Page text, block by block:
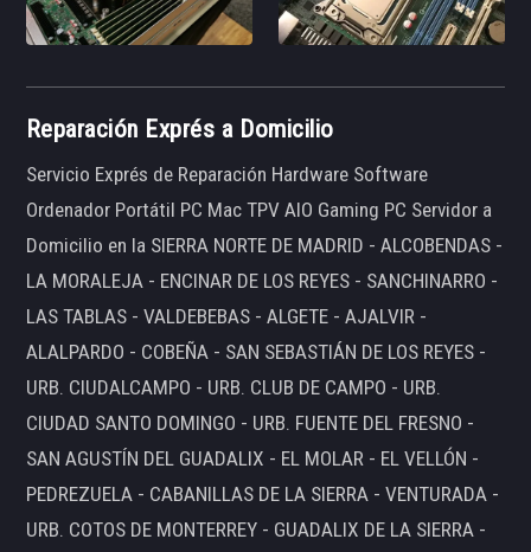
Reparación Exprés a Domicilio
Servicio Exprés de Reparación Hardware Software
Ordenador Portátil PC Mac TPV AIO Gaming PC Servidor a
Domicilio en la SIERRA NORTE DE MADRID - ALCOBENDAS -
LA MORALEJA - ENCINAR DE LOS REYES - SANCHINARRO -
LAS TABLAS - VALDEBEBAS - ALGETE - AJALVIR -
ALALPARDO - COBEÑA - SAN SEBASTIÁN DE LOS REYES -
URB. CIUDALCAMPO - URB. CLUB DE CAMPO - URB.
CIUDAD SANTO DOMINGO - URB. FUENTE DEL FRESNO -
SAN AGUSTÍN DEL GUADALIX - EL MOLAR - EL VELLÓN -
PEDREZUELA - CABANILLAS DE LA SIERRA - VENTURADA -
URB. COTOS DE MONTERREY - GUADALIX DE LA SIERRA -